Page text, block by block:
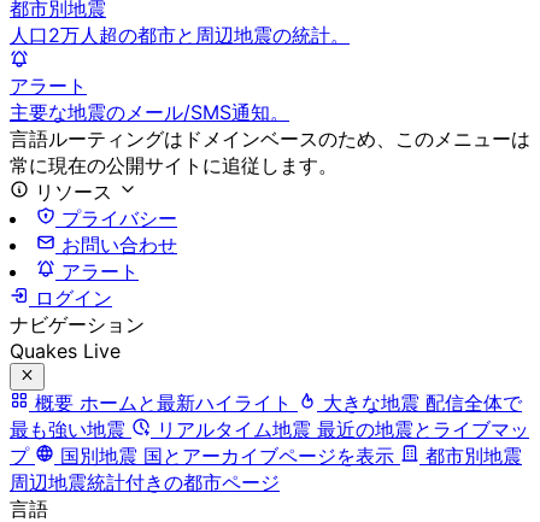
都市別地震
人口2万人超の都市と周辺地震の統計。
アラート
主要な地震のメール/SMS通知。
言語ルーティングはドメインベースのため、このメニューは
常に現在の公開サイトに追従します。
リソース
プライバシー
お問い合わせ
アラート
ログイン
ナビゲーション
Quakes Live
概要 ホームと最新ハイライト 大きな地震 配信全体で
最も強い地震
リアルタイム地震 最近の地震とライブマッ
プ
国別地震 国とアーカイブページを表示
都市別地震
周辺地震統計付きの都市ページ
言語